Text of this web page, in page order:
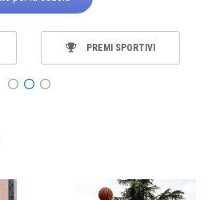
PREMI SPORTIVI